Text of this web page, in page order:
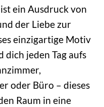
ein Ausdruck von
der Liebe zur
einzigartige Motiv
dich jeden Tag aufs
oder Büro – dieses
Raum in eine